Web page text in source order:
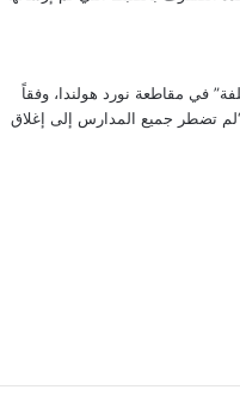
في مقاطعة نورد هولندا، وفقاً
تضطر جميع المدارس إلى إغلاق